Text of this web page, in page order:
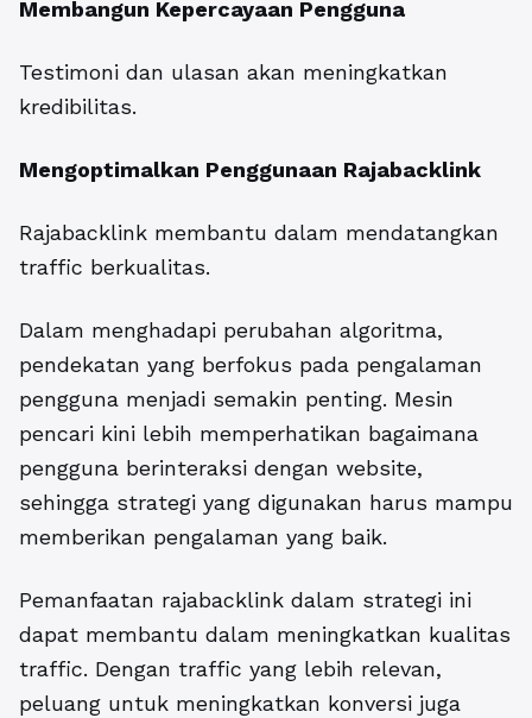
Membangun Kepercayaan Pengguna
Testimoni dan ulasan akan meningkatkan
kredibilitas.
Mengoptimalkan Penggunaan Rajabacklink
Rajabacklink membantu dalam mendatangkan
traffic berkualitas.
Dalam menghadapi perubahan algoritma,
pendekatan yang berfokus pada pengalaman
pengguna menjadi semakin penting. Mesin
pencari kini lebih memperhatikan bagaimana
pengguna berinteraksi dengan website,
sehingga strategi yang digunakan harus mampu
memberikan pengalaman yang baik.
Pemanfaatan rajabacklink dalam strategi ini
dapat membantu dalam meningkatkan kualitas
traffic. Dengan traffic yang lebih relevan,
peluang untuk meningkatkan konversi juga